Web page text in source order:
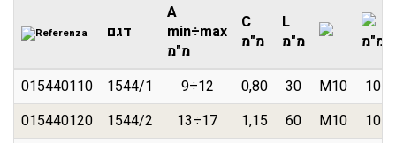
דגם
A
min÷max
מ"מ
C
מ"מ
L
מ"מ
מ"מ
015440110 1544/1 9÷12 0,80 30 M10
10
015440120
1544/2 13÷17 1,15 60 M10
10